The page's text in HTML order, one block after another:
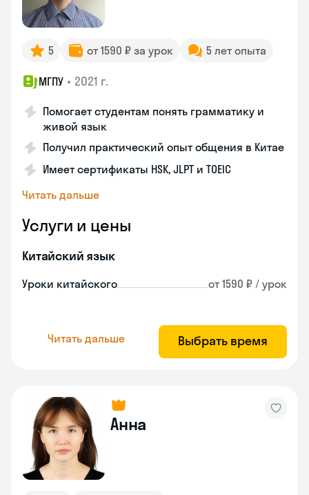
5 от 1590 ₽ за урок 5 лет опыта
МГПУ • 2021 г.
Помогает студентам понять грамматику и
живой язык
Получил практический опыт общения в Китае
Имеет сертификаты HSK, JLPT и TOEIC
Читать дальше
Услуги и цены
Китайский язык
Уроки китайского от 1590 ₽ / урок
Читать дальше Выбрать время
Анна